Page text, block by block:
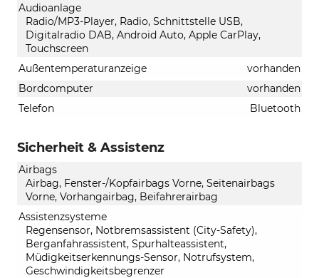
Audioanlage
Radio/MP3-Player, Radio, Schnittstelle USB,
Digitalradio DAB, Android Auto, Apple CarPlay,
Touchscreen
Außentemperaturanzeige
vorhanden
Bordcomputer
vorhanden
Telefon
Bluetooth
Sicherheit & Assistenz
Airbags
Airbag, Fenster-/Kopfairbags Vorne, Seitenairbags
Vorne, Vorhangairbag, Beifahrerairbag
Assistenzsysteme
Regensensor, Notbremsassistent (City-Safety),
Berganfahrassistent, Spurhalteassistent,
Müdigkeitserkennungs-Sensor, Notrufsystem,
Geschwindigkeitsbegrenzer